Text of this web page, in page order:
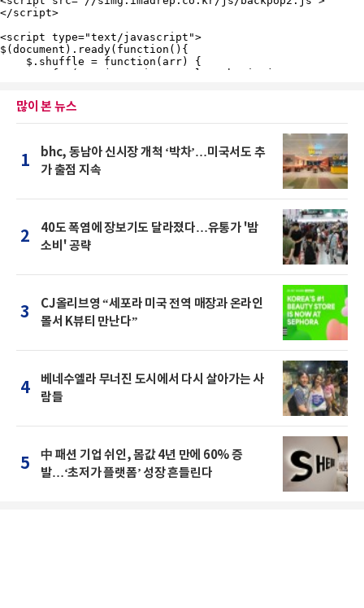
많이 본 뉴스
1
bhc, 동남아 신시장 개척 ‘박차’…미국서도 추
가 출점 지속
2
40도 폭염에 장보기도 달라졌다…유통가 '밤
소비' 공략
3
CJ올리브영 “세포라 미국 전역 매장과 온라인
몰서 K뷰티 만난다”
4
베네수엘라 무너진 도시에서 다시 살아가는 사
람들
5
中 패션 기업 쉬인, 몸값 4년 만에 60% 증
발…‘초저가 플랫폼’ 성장 흔들린다